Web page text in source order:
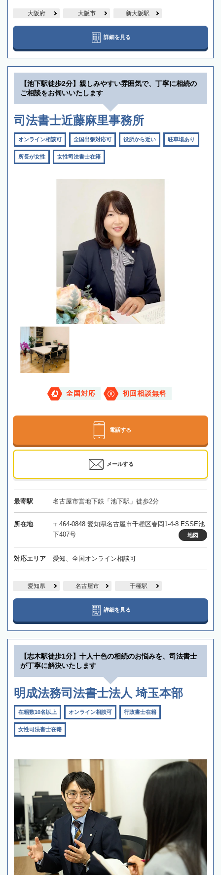
大阪府 大阪市 新大阪駅
詳細を見る
【池下駅徒歩2分】親しみやすい雰囲気で、丁寧に相続の
ご相談をお伺いいたします
司法書士近藤麻里事務所
オンライン相談可 全国出張対応可 役所から近い 駐車場あり
所長が女性 女性司法書士在籍
全国対応 初回相談無料
電話する
メールする
最寄駅 名古屋市営地下鉄「池下駅」徒歩2分
所在地
〒464-0848 愛知県名古屋市千種区春岡1-4-8 ESSE池
下407号
地図
対応エリア 愛知、全国オンライン相談可
愛知県 名古屋市 千種駅
詳細を見る
【志木駅徒歩1分】十人十色の相続のお悩みを、司法書士
が丁寧に解決いたします
明成法務司法書士法人 埼玉本部
在籍数10名以上 オンライン相談可 行政書士在籍
女性司法書士在籍